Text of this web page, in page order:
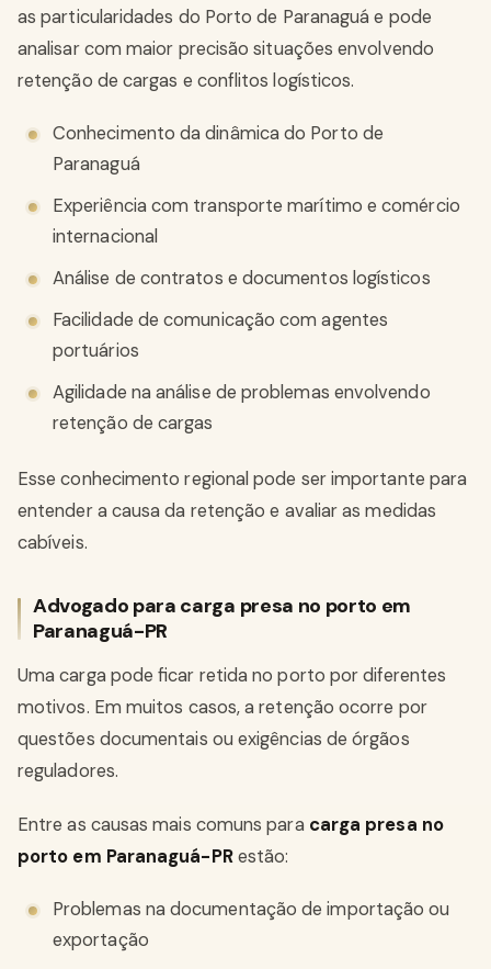
as particularidades do Porto de Paranaguá e pode
analisar com maior precisão situações envolvendo
retenção de cargas e conflitos logísticos.
Conhecimento da dinâmica do Porto de
Paranaguá
Experiência com transporte marítimo e comércio
internacional
Análise de contratos e documentos logísticos
Facilidade de comunicação com agentes
portuários
Agilidade na análise de problemas envolvendo
retenção de cargas
Esse conhecimento regional pode ser importante para
entender a causa da retenção e avaliar as medidas
cabíveis.
Advogado para carga presa no porto em
Paranaguá-PR
Uma carga pode ficar retida no porto por diferentes
motivos. Em muitos casos, a retenção ocorre por
questões documentais ou exigências de órgãos
reguladores.
Entre as causas mais comuns para carga presa no
porto em Paranaguá-PRestão:
Problemas na documentação de importação ou
exportação